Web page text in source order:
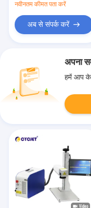
नवीनतम कीमत पता करें
अब से संपर्क करें
अपना
हमें आप के